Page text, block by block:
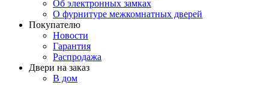
Об электронных замках
О фурнитуре межкомнатных дверей
Покупателю
Новости
Гарантия
Распродажа
Двери на заказ
В дом